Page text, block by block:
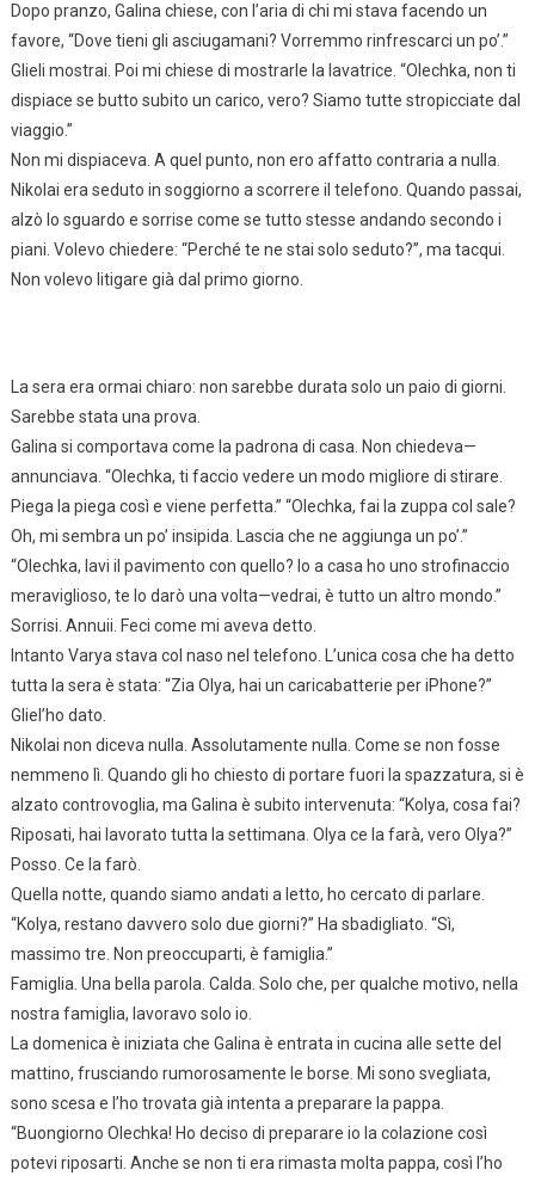
Dopo pranzo, Galina chiese, con l’aria di chi mi stava facendo un
favore, “Dove tieni gli asciugamani? Vorremmo rinfrescarci un po’.”
Glieli mostrai. Poi mi chiese di mostrarle la lavatrice. “Olechka, non ti
dispiace se butto subito un carico, vero? Siamo tutte stropicciate dal
viaggio.”
Non mi dispiaceva. A quel punto, non ero affatto contraria a nulla.
Nikolai era seduto in soggiorno a scorrere il telefono. Quando passai,
alzò lo sguardo e sorrise come se tutto stesse andando secondo i
piani. Volevo chiedere: “Perché te ne stai solo seduto?”, ma tacqui.
Non volevo litigare già dal primo giorno.
La sera era ormai chiaro: non sarebbe durata solo un paio di giorni.
Sarebbe stata una prova.
Galina si comportava come la padrona di casa. Non chiedeva—
annunciava. “Olechka, ti faccio vedere un modo migliore di stirare.
Piega la piega così e viene perfetta.” “Olechka, fai la zuppa col sale?
Oh, mi sembra un po’ insipida. Lascia che ne aggiunga un po’.”
“Olechka, lavi il pavimento con quello? Io a casa ho uno strofinaccio
meraviglioso, te lo darò una volta—vedrai, è tutto un altro mondo.”
Sorrisi. Annuii. Feci come mi aveva detto.
Intanto Varya stava col naso nel telefono. L’unica cosa che ha detto
tutta la sera è stata: “Zia Olya, hai un caricabatterie per iPhone?”
Gliel’ho dato.
Nikolai non diceva nulla. Assolutamente nulla. Come se non fosse
nemmeno lì. Quando gli ho chiesto di portare fuori la spazzatura, si è
alzato controvoglia, ma Galina è subito intervenuta: “Kolya, cosa fai?
Riposati, hai lavorato tutta la settimana. Olya ce la farà, vero Olya?”
Posso. Ce la farò.
Quella notte, quando siamo andati a letto, ho cercato di parlare.
“Kolya, restano davvero solo due giorni?” Ha sbadigliato. “Sì,
massimo tre. Non preoccuparti, è famiglia.”
Famiglia. Una bella parola. Calda. Solo che, per qualche motivo, nella
nostra famiglia, lavoravo solo io.
La domenica è iniziata che Galina è entrata in cucina alle sette del
mattino, frusciando rumorosamente le borse. Mi sono svegliata,
sono scesa e l’ho trovata già intenta a preparare la pappa.
“Buongiorno Olechka! Ho deciso di preparare io la colazione così
potevi riposarti. Anche se non ti era rimasta molta pappa, così l’ho